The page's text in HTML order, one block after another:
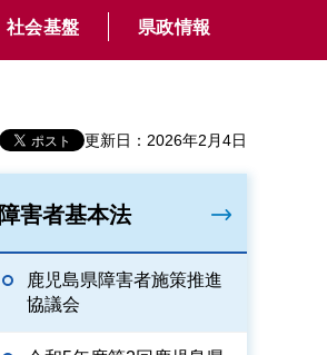
社会基盤 県政情報
更新日：2026年2月4日
障害者基本法
鹿児島県障害者施策推進
協議会